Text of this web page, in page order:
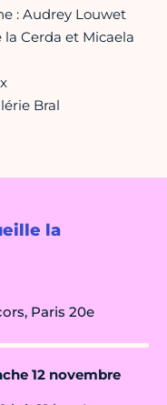
la
Paris 20e
12 novembre
: Audrey Louwet
Cerda et Micaela
Bral